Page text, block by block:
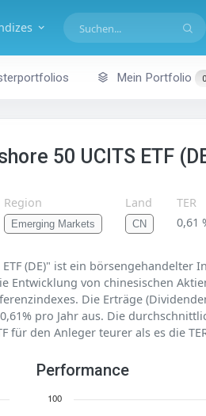
Mein Portfolio 0
50 UCITS ETF
Region
Emerging Markets
Land
CN
TER
0,61
(DE)" ist ein börsengehandelter
Entwicklung von chinesischen
Die Erträge
pro Jahr aus. Die
für den Anleger teurer als es die
Performance
100